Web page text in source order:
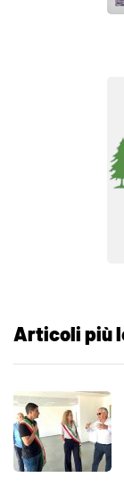
Articoli più